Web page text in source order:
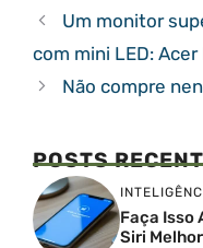
Um monitor
com mini LED:
Não compre
POSTS
Faça Isso
Siri Melhor